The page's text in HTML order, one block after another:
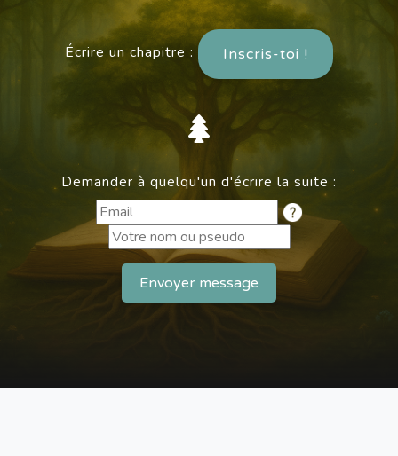
Écrire un chapitre : Inscris-toi !
Demander à quelqu'un d'écrire la suite :
Envoyer message